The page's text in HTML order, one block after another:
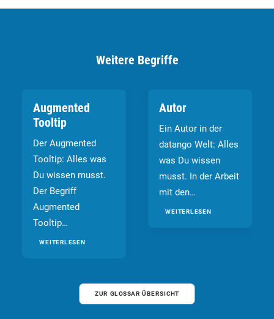
Weitere Begriffe
Augmented
Tooltip
Der Augmented
Tooltip: Alles was
Du wissen musst.
Der Begriff
Augmented
Tooltip…
WEITERLESEN
Autor
Ein Autor in der
datango Welt: Alles
was Du wissen
musst. In der Arbeit
mit den…
WEITERLESEN
ZUR GLOSSAR ÜBERSICHT